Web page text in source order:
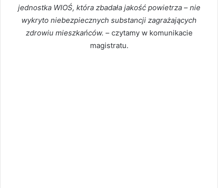
jednostka WIOŚ, która zbadała jakość powietrza – nie
wykryto niebezpiecznych substancji zagrażających
zdrowiu mieszkańców. – czytamy w komunikacie
magistratu.